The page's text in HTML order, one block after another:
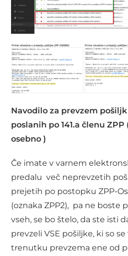
Navodilo za prevzem pošiljk
poslanih po 141.a členu ZPP
osebno )
Če imate v varnem
predalu več neprevzetih
prejetih po postopku ZPP-
(oznaka ZPP2), pa ne boste
vseh, se bo štelo, da ste isti
prevzeli VSE pošiljke, ki so se
trenutku prevzema ene od